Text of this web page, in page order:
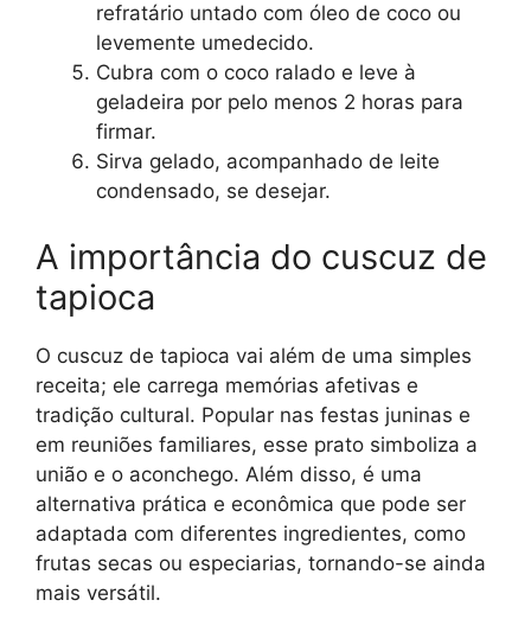
refratário untado com óleo de coco ou
levemente umedecido.
Cubra com o coco ralado e leve à
geladeira por pelo menos 2 horas para
firmar.
Sirva gelado, acompanhado de leite
condensado, se desejar.
A importância do cuscuz de
tapioca
O cuscuz de tapioca vai além de uma simples
receita; ele carrega memórias afetivas e
tradição cultural. Popular nas festas juninas e
em reuniões familiares, esse prato simboliza a
união e o aconchego. Além disso, é uma
alternativa prática e econômica que pode ser
adaptada com diferentes ingredientes, como
frutas secas ou especiarias, tornando-se ainda
mais versátil.